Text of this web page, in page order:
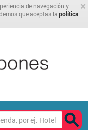
×
de navegación y
que aceptas la política